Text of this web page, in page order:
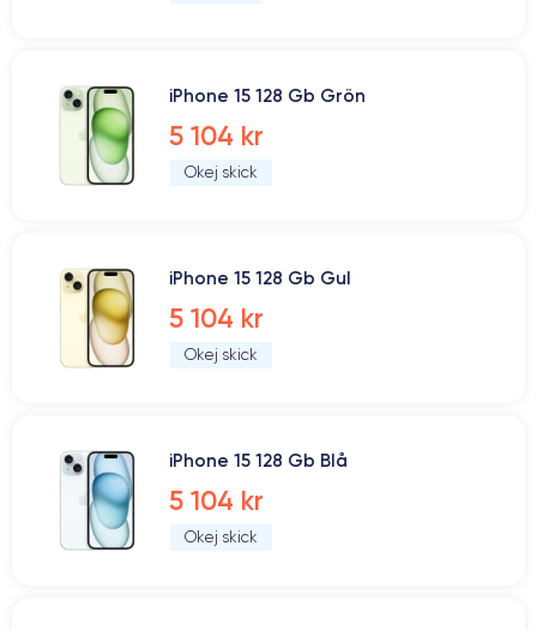
iPhone 15 128 Gb Grön
5 104 kr
Okej skick
iPhone 15 128 Gb Gul
5 104 kr
Okej skick
iPhone 15 128 Gb Blå
5 104 kr
Okej skick